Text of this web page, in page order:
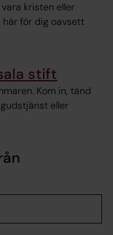
kristen eller
här för dig oavsett
stift
Kom in, tänd
eller